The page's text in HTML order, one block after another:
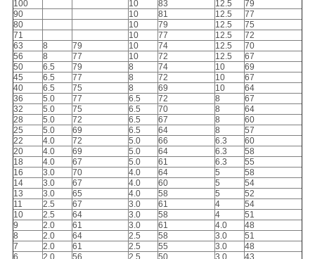
맵
PRIVACY
POLICY
100
10 83 12.5
79
90
10 81 12.5
77
80
10 79 12.5
75
71
10 77 12.5
72
63
8 79 10 74 12.5
70
56
8 77 10 72 12.5
67
50
6.5 79 8 74 10
69
45
6.5 77 8 72 10
67
40
6.5 75 8 69 10
64
36
5.0 77 6.5 72 8
67
32
5.0 75 6.5 70 8
64
28
5.0 72 6.5 67 8
60
25
5.0 69 6.5 64 8
57
22
4.0 72 5.0 66 6.3
60
20
4.0 69 5.0 64 6.3
58
18
4.0 67 5.0 61 6.3
55
16
3.0 70 4.0 64 5
58
14
3.0 67 4.0 60 5
54
13
3.0 65 4.0 58 5
52
11
2.5 67 3.0 61 4
54
10
2.5 64 3.0 58 4
51
9
2.0 61 3.0 61 4.0
48
8
2.0 64 2.5 58 3.0
51
7
2.0 61 2.5 55 3.0
48